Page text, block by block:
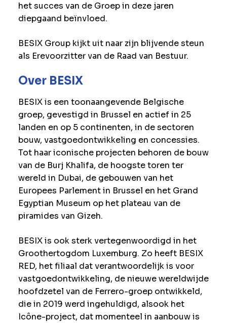
het succes van de Groep in deze jaren
diepgaand beïnvloed.
BESIX Group kijkt uit naar zijn blijvende steun
als Erevoorzitter van de Raad van Bestuur.
Over BESIX
BESIX is een toonaangevende Belgische
groep, gevestigd in Brussel en actief in 25
landen en op 5 continenten, in de sectoren
bouw, vastgoedontwikkeling en concessies.
Tot haar iconische projecten behoren de bouw
van de Burj Khalifa, de hoogste toren ter
wereld in Dubai, de gebouwen van het
Europees Parlement in Brussel en het Grand
Egyptian Museum op het plateau van de
piramides van Gizeh.
BESIX is ook sterk vertegenwoordigd in het
Groothertogdom Luxemburg. Zo heeft BESIX
RED, het filiaal dat verantwoordelijk is voor
vastgoedontwikkeling, de nieuwe wereldwijde
hoofdzetel van de Ferrero-groep ontwikkeld,
die in 2019 werd ingehuldigd, alsook het
Icône-project, dat momenteel in aanbouw is